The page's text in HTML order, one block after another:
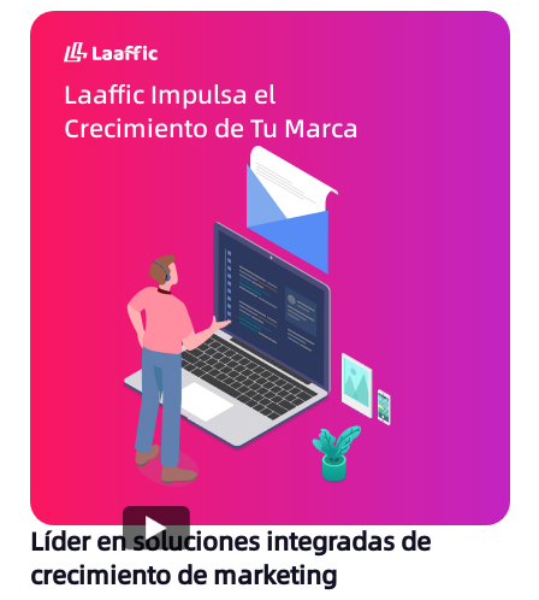
Laaffic Impulsa el
Crecimiento de Tu Marca
Líder en soluciones integradas de
crecimiento de marketing